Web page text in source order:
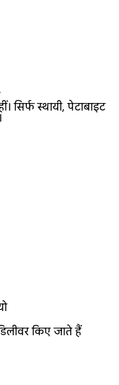
स्थायी, पेटाबाइट
किए जाते हैं